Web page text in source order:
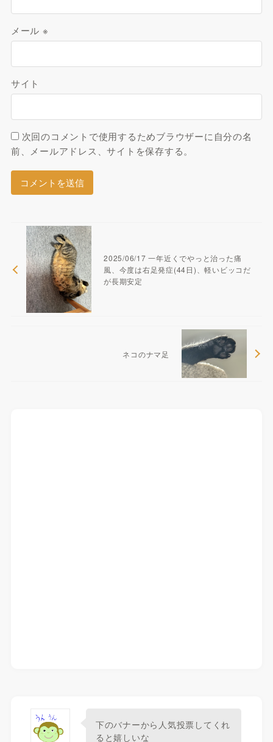
メール ※
サイト
次回のコメントで使用するためブラウザーに自分の名
前、メールアドレス、サイトを保存する。
2025/06/17 一年近くでやっと治った痛
風、今度は右足発症(44日)、軽いビッコだ
が長期安定
ネコのナマ足
下のバナーから人気投票してくれ
ると嬉しいな